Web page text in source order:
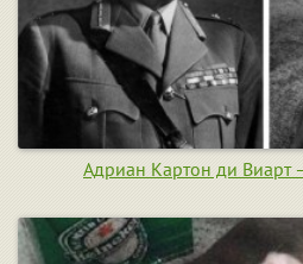
Адриан Картон ди Виарт